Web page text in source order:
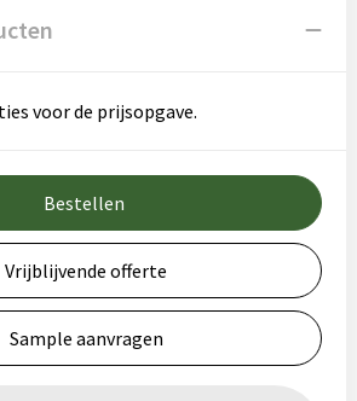
voor de prijsopgave.
Bestellen
Vrijblijvende offerte
Sample aanvragen